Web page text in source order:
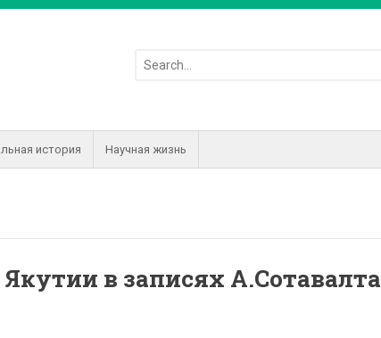
история Научная жизнь
в записях А.Сотавалта